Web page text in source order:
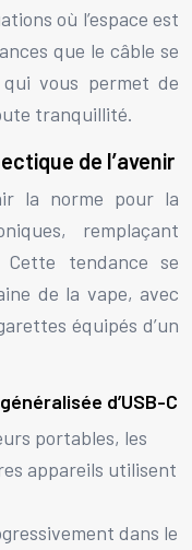
où l’espace est
que le câble se
vous permet de
tranquillité.
de l’avenir
la norme pour la
remplaçant
Cette tendance se
de la vape, avec
équipés d’un
d’USB-C
portables, les
appareils utilisent
dans le